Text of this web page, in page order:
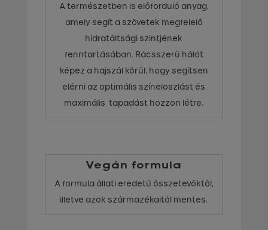
A természetben is előforduló anyag,
amely segít a szövetek megfelelő
hidratáltsági szintjének
fenntartásában. Rácsszerű hálót
képez a hajszál körül, hogy segítsen
elérni az optimális színeloszlást és
maximális tapadást hozzon létre.
Vegán formula
A formula állati eredetű összetevőktől,
illetve azok származékaitól mentes.